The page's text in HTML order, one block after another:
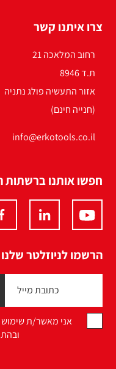
צרו איתנו קשר
רחוב המלאכה 21
ת.ד 8946
אזור התעשיה פולג נתניה
(חנייה חינם)
info@erkotools.co.il
חפשו אותנו ברשתות
הרשמו לניוזלטר
אני מאשר/ת שימוש